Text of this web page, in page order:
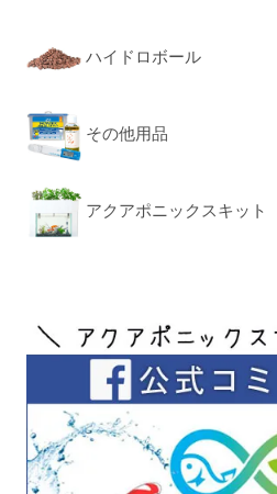
ハイドロボール
その他用品
アクアポニックスキット